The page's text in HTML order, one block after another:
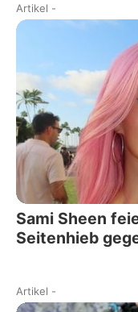
Artikel -
Sami Sheen
Seitenhieb
Artikel -